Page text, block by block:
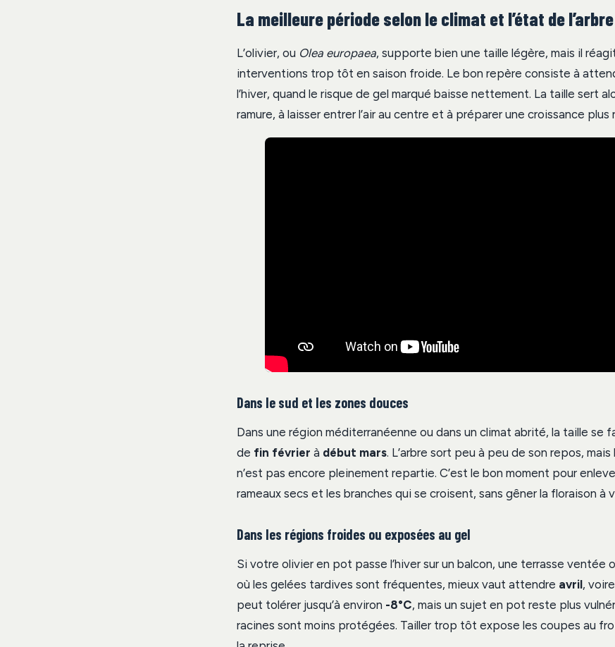
La meilleure période selon le climat et l’état de l’arbre
L’olivier, ou Olea europaea, supporte bien une taille légère, mais il
interventions trop tôt en saison froide. Le bon repère consiste à
l’hiver, quand le risque de gel marqué baisse nettement. La taille sert
ramure, à laisser entrer l’air au centre et à préparer une croissance plus
Dans le sud et les zones douces
Dans une région méditerranéenne ou dans un climat abrité, la taille se
de fin février à début mars. L’arbre sort peu à peu de son repos,
n’est pas encore pleinement repartie. C’est le bon moment pour
rameaux secs et les branches qui se croisent, sans gêner la floraison à
Dans les régions froides ou exposées au gel
Si votre olivier en pot passe l’hiver sur un balcon, une terrasse ventée
où les gelées tardives sont fréquentes, mieux vaut attendre avril, voire
peut tolérer jusqu’à environ -8°C, mais un sujet en pot reste plus
racines sont moins protégées. Tailler trop tôt expose les coupes au